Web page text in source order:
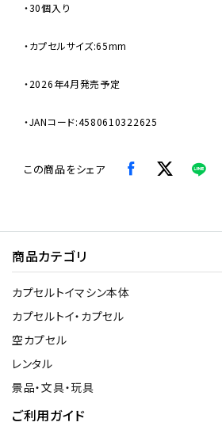
・30個入り
・カプセルサイズ:65mm
・2026年4月発売予定
・JANコード:4580610322625
この商品をシェア
商品カテゴリ
カプセルトイマシン本体
カプセルトイ・カプセル
空カプセル
レンタル
景品・文具・玩具
ご利用ガイド